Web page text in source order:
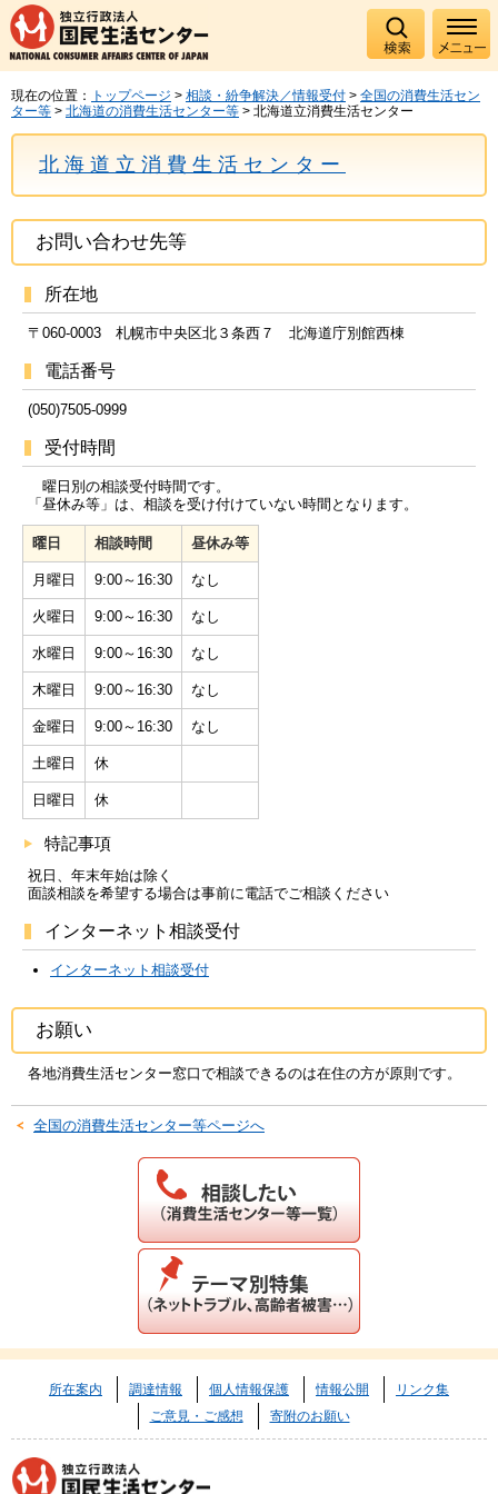
現在の位置： トップページ > 相談・紛争解決／情報受付 > 全国の消費生活セン
ター等 > 北海道の消費生活センター等 > 北海道立消費生活センター
北海道立消費生活センター
お問い合わせ先等
所在地
〒060-0003 札幌市中央区北３条西７ 北海道庁別館西棟
電話番号
(050)7505-0999
受付時間
曜日別の相談受付時間です。
「昼休み等」は、相談を受け付けていない時間となります。
曜日 相談時間 昼休み等
土曜日 休
日曜日 休
月曜日 9:00～16:30 なし
火曜日 9:00～16:30 なし
水曜日 9:00～16:30 なし
木曜日 9:00～16:30 なし
金曜日 9:00～16:30 なし
特記事項
祝日、年末年始は除く
面談相談を希望する場合は事前に電話でご相談ください
インターネット相談受付
インターネット相談受付
お願い
各地消費生活センター窓口で相談できるのは在住の方が原則です。
全国の消費生活センター等ページへ
所在案内 調達情報 個人情報保護 情報公開
リンク集
ご意見・ご感想
寄附のお願い